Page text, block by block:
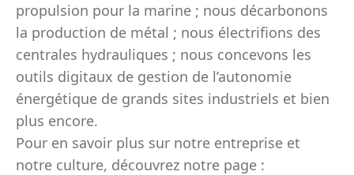
propulsion pour la marine ; nous décarbonons
la production de métal ; nous électrifions des
centrales hydrauliques ; nous concevons les
outils digitaux de gestion de l’autonomie
énergétique de grands sites industriels et bien
plus encore.
Pour en savoir plus sur notre entreprise et
notre culture, découvrez notre page :